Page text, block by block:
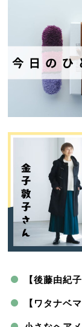
【後藤由紀
【ワタナベ